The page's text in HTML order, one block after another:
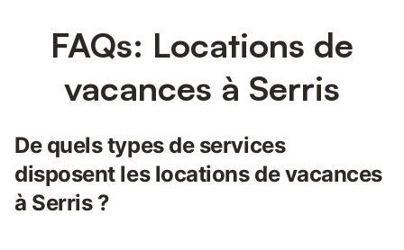
FAQs: Locations de
vacances à Serris
De quels types de services
disposent les locations de vacances
à Serris ?